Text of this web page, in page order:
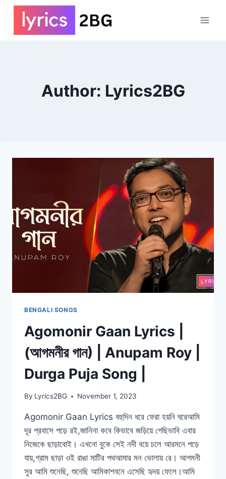
Skip
content
Author: Lyrics2BG
BENGALI SONGS
Agomonir Gaan Lyrics |
(আগমনীর গান) | Anupam Roy |
Durga Puja Song |
By Lyrics2BG November 1, 2023
Agomonir Gaan Lyrics বহুদিন ধরে ফেরা হয়নি ঘরেআমি
দূর প্রবাসে পড়ে রই,জানিনা কবে কিভাবে জড়িয়ে গেছিভাবি এবার
নিজেকে ছাড়াবোই। এখনো বুকে সেই নদী বয়ে চলে আরমনে পড়ে
যায়,গ্রাম ছাড়া ওই রাঙা মাটির পথআমার মন ভোলায় রে। আগমনী
সুর আমি শুনেছি, শুনেছি আমিকাশবনে এসেছি হৃদয় ফেলে।আমি